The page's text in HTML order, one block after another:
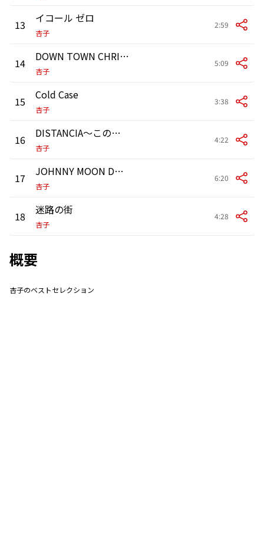
13 イコール ゼロ
杏子
2:59
14 DOWN TOWN CHRISTMAS
杏子
5:09
15 Cold Case
杏子
3:38
16 DISTANCIA〜この胸の約束〜
杏子
4:22
17 JOHNNY MOON DOGの行方に関する仮説
杏子
6:20
18 迷路の街
杏子
4:28
概要
杏子のベストセレクション